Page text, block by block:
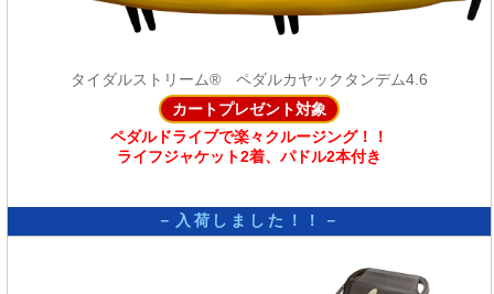
タイダルストリーム® ペダルカヤックタンデム4.6
カートプレゼント対象
ペダルドライブで楽々クルージング！！
ライフジャケット2着、パドル2本付き
－入荷しました！！－